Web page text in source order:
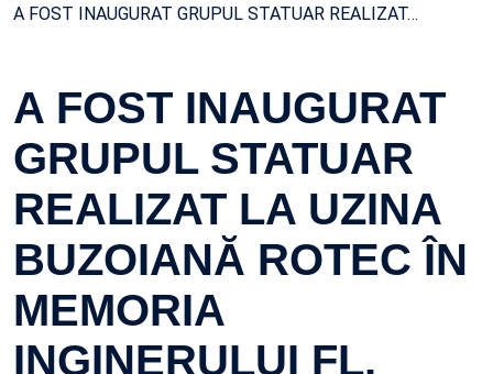
A FOST INAUGURAT GRUPUL STATUAR REALIZAT…
A FOST INAUGURAT
GRUPUL STATUAR
REALIZAT LA UZINA
BUZOIANĂ ROTEC ÎN
MEMORIA
INGINERULUI FL.